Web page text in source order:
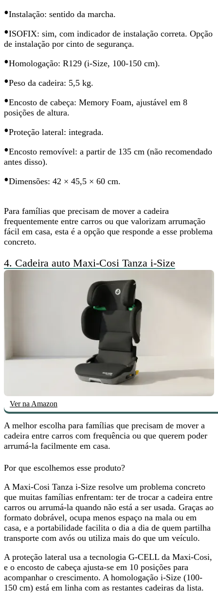
•Instalação: sentido da marcha.
•ISOFIX: sim, com indicador de instalação correta. Opção
de instalação por cinto de segurança.
•Homologação: R129 (i-Size, 100-150 cm).
•Peso da cadeira: 5,5 kg.
•Encosto de cabeça: Memory Foam, ajustável em 8
posições de altura.
•Proteção lateral: integrada.
•Encosto removível: a partir de 135 cm (não recomendado
antes disso).
•Dimensões: 42 × 45,5 × 60 cm.
Para famílias que precisam de mover a cadeira
frequentemente entre carros ou que valorizam arrumação
fácil em casa, esta é a opção que responde a esse problema
concreto.
4. Cadeira auto Maxi-Cosi Tanza i-Size
Ver na Amazon
A melhor escolha para famílias que precisam de mover a
cadeira entre carros com frequência ou que querem poder
arrumá-la facilmente em casa.
Por que escolhemos esse produto?
A Maxi-Cosi Tanza i-Size resolve um problema concreto
que muitas famílias enfrentam: ter de trocar a cadeira entre
carros ou arrumá-la quando não está a ser usada. Graças ao
formato dobrável, ocupa menos espaço na mala ou em
casa, e a portabilidade facilita o dia a dia de quem partilha
transporte com avós ou utiliza mais do que um veículo.
A proteção lateral usa a tecnologia G-CELL da Maxi-Cosi,
e o encosto de cabeça ajusta-se em 10 posições para
acompanhar o crescimento. A homologação i-Size (100-
150 cm) está em linha com as restantes cadeiras da lista.